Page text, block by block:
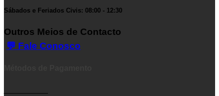
Sábados e Feriados Civis: 08:00 - 12:30
Outros Meios de Contacto
💬 Fale Conosco